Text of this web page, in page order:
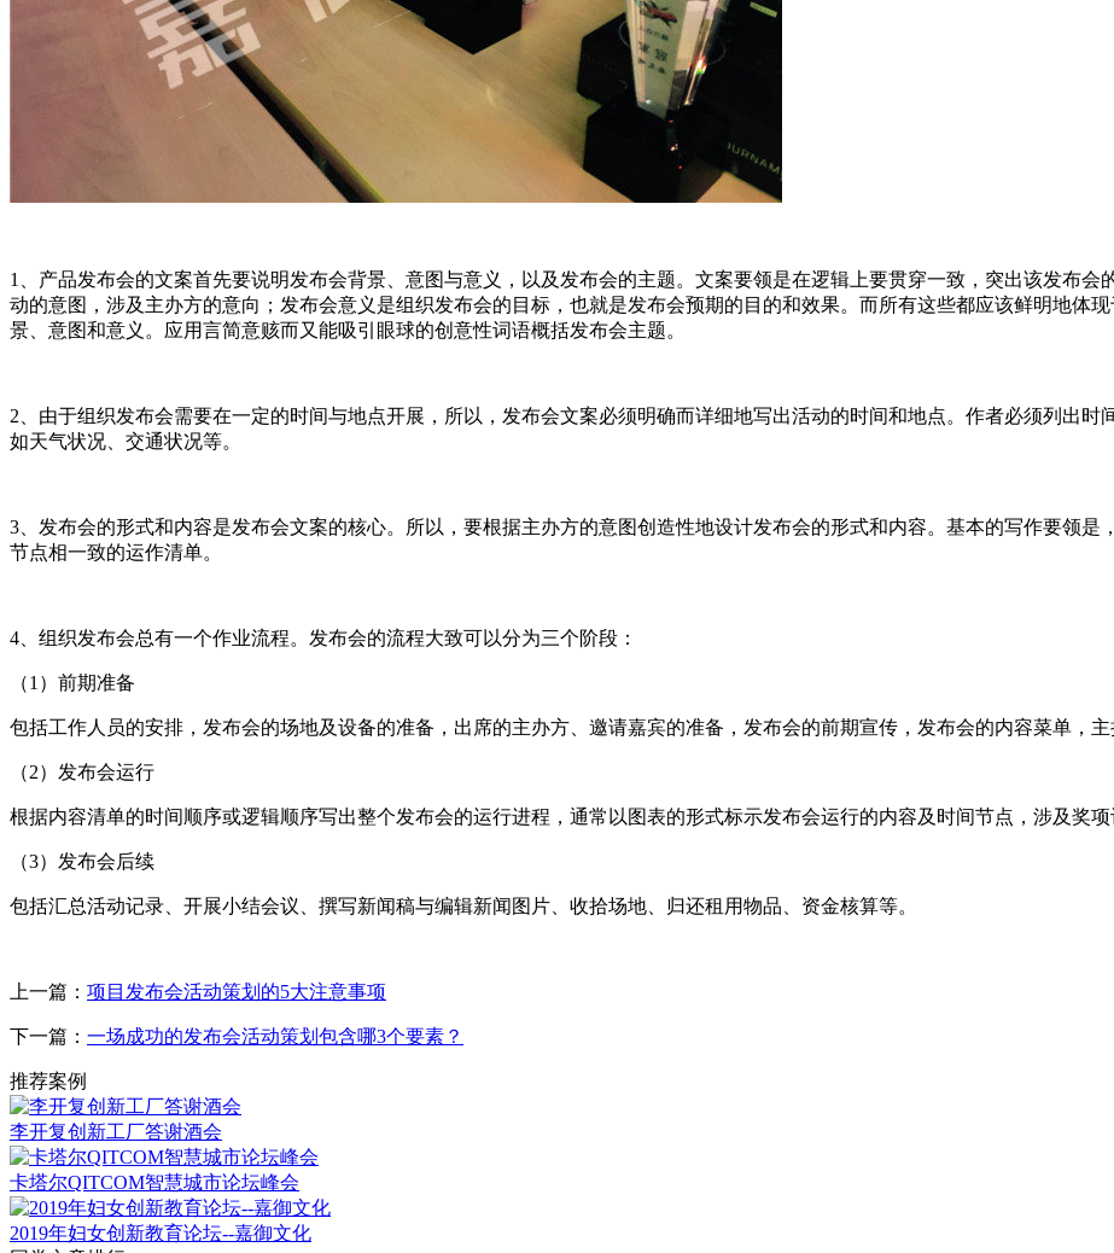
1、产品发布会的文案首先要说明发布会背景、意图与意义，以及发布会的主题。文案要领是在逻辑上要贯穿一致，突出该发布
动的意图，涉及主办方的意向；发布会意义是组织发布会的目标，也就是发布会预期的目的和效果。而所有这些都应该鲜明地体
景、意图和意义。应用言简意赅而又能吸引眼球的创意性词语概括发布会主题。
2、由于组织发布会需要在一定的时间与地点开展，所以，发布会文案必须明确而详细地写出活动的时间和地点。作者必须列出
如天气状况、交通状况等。
3、发布会的形式和内容是发布会文案的核心。所以，要根据主办方的意图创造性地设计发布会的形式和内容。基本的写作要领
节点相一致的运作清单。
4、组织发布会总有一个作业流程。发布会的流程大致可以分为三个阶段：
（1）前期准备
包括工作人员的安排，发布会的场地及设备的准备，出席的主办方、邀请嘉宾的准备，发布会的前期宣传，发布会的内容菜单，
（2）发布会运行
根据内容清单的时间顺序或逻辑顺序写出整个发布会的运行进程，通常以图表的形式标示发布会运行的内容及时间节点，涉及奖
（3）发布会后续
包括汇总活动记录、开展小结会议、撰写新闻稿与编辑新闻图片、收拾场地、归还租用物品、资金核算等。
上一篇： 项目发布会活动策划的5大注意事项
下一篇： 一场成功的发布会活动策划包含哪3个要素？
推荐案例
李开复创新工厂答谢酒会
卡塔尔QITCOM智慧城市论坛峰会
2019年妇女创新教育论坛--嘉御文化